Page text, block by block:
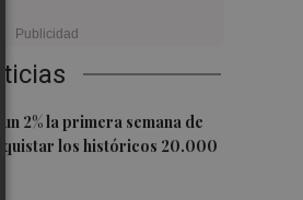
un 2% la primera semana de
los históricos 20.000